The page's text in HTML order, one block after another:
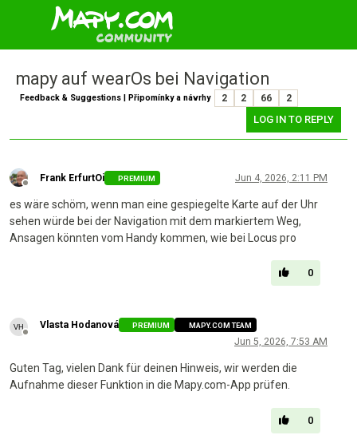
mapy auf wearOs bei Navigation
Feedback & Suggestions | Připomínky a návrhy 2 2 66 2
LOG IN TO REPLY
Frank ErfurtOi PREMIUM Jun 4, 2026, 2:11 PM
es wäre schöm, wenn man eine gespiegelte Karte auf der Uhr
sehen würde bei der Navigation mit dem markiertem Weg,
Ansagen könnten vom Handy kommen, wie bei Locus pro
0
Vlasta Hodanová PREMIUM MAPY.COM TEAM
Jun 5, 2026, 7:53 AM
Guten Tag, vielen Dank für deinen Hinweis, wir werden die
Aufnahme dieser Funktion in die Mapy.com-App prüfen.
0